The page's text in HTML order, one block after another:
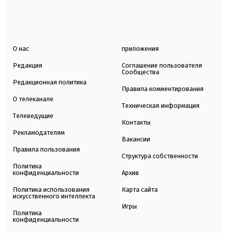
О нас
Редакция
Редакционная политика
О телеканале
Телеведущие
Рекламодателям
Правила пользования
Политика
конфиденциальности
Политика использования
искусственного интеллекта
Политика
конфиденциальности
приложения
Соглашение пользователя
Сообщества
Правила комментирования
Техническая информация
Контакты
Вакансии
Структура собственности
Архив
Карта сайта
Игры